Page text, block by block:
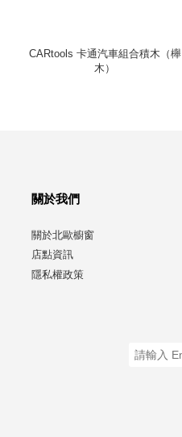
CARtools 卡通汽車組合積木（櫸
木）
關於我們
關於北歐櫥窗
店點資訊
隱私權政策